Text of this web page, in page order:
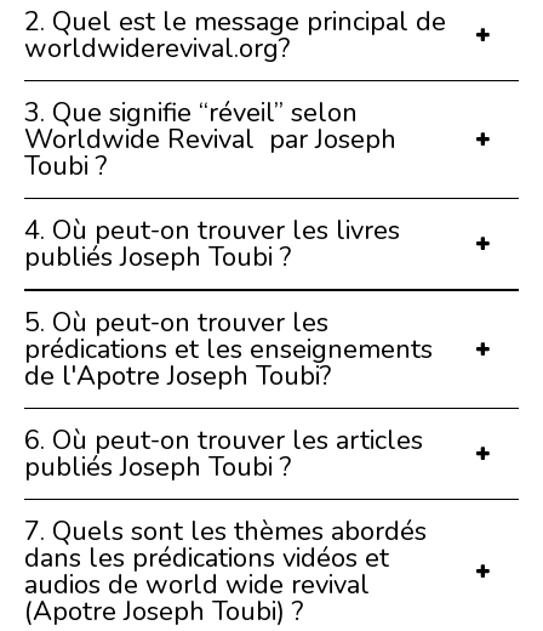
2. Quel est le message principal de
worldwiderevival.org?
3. Que signifie “réveil” selon
Worldwide Revival par Joseph
Toubi ?
4. Où peut-on trouver les livres
publiés Joseph Toubi ?
5. Où peut-on trouver les
prédications et les enseignements
de l'Apotre Joseph Toubi?
6. Où peut-on trouver les articles
publiés Joseph Toubi ?
7. Quels sont les thèmes abordés
dans les prédications vidéos et
audios de world wide revival
(Apotre Joseph Toubi) ?